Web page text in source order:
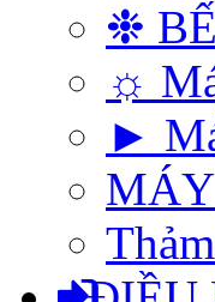
❉
☼
►